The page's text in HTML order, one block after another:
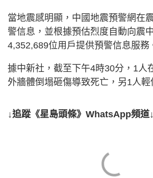
當地震感明顯，中國地震預警網在
警信息，並根據預估烈度自動向震
4,352,689位用戶提供預警信息服務
據中新社，截至下午4時30分，1人
外牆體倒塌砸傷導致死亡，另1人輕
↓追蹤《星島頭條》WhatsApp頻道↓